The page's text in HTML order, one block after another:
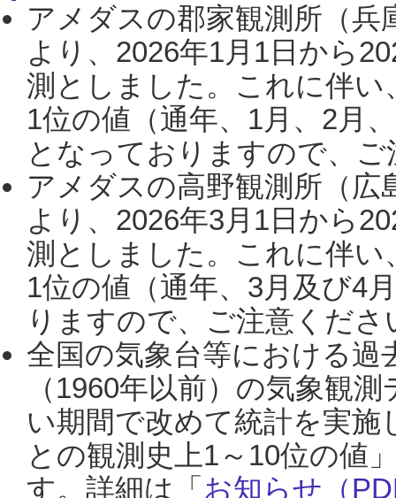
アメダスの郡家観測所（
より、2026年1月1日から
測としました。これに伴い
1位の値（通年、1月、2月
となっておりますので、
アメダスの高野観測所（
より、2026年3月1日から
測としました。これに伴い
1位の値（通年、3月及び4
りますので、ご注意くだ
全国の気象台等における過
（1960年以前）の気象観
い期間で改めて統計を実
との観測史上1～10位の値
す。詳細は「 お知らせ（